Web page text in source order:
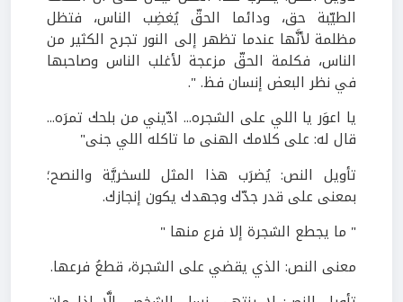
الطيّبة حق، ودائما الحقّ يُغضِب الناس، فتظل
مظلمة لأنَّها عندما تظهر إلى النور تجرح الكثير من
الناس، فكلمة الحقّ مزعجة لأغلب الناس وصاحبها
في نظر البعض إنسان فظ. ".
يا اعوَر يا اللي على الشجره... ادّيني من بلحك تمرَه...
قال له: على كلامك الهنى ما تاكله اللي جنى"
تأويل النص: يُضرَب هذا المثل للسخريَّة والنصح؛
بمعنى على قدر جدّك وجهدك يكون إنجازك.
" ما يجطع الشجرة إلا فرع منها "
معنى النص: الذي يقضي على الشجرة، قطعُ فرعها.